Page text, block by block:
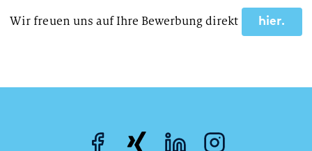
Wir freuen uns auf Ihre Bewerbung direkt hier.